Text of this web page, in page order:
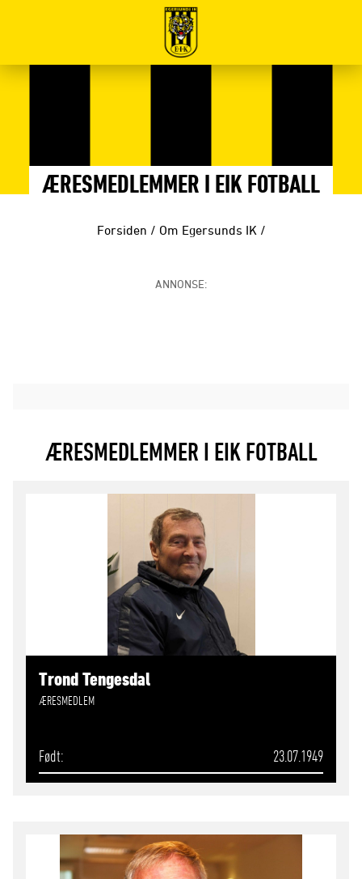
ÆRESMEDLEMMER I EIK FOTBALL
Forsiden / Om Egersunds IK /
ANNONSE:
ÆRESMEDLEMMER I EIK FOTBALL
Trond Tengesdal
ÆRESMEDLEM
Født 23.07.1949